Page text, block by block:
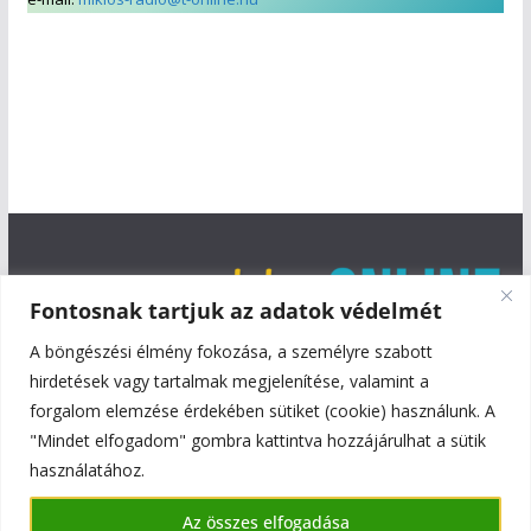
Fontosnak tartjuk az adatok védelmét
A böngészési élmény fokozása, a személyre szabott
hirdetések vagy tartalmak megjelenítése, valamint a
forgalom elemzése érdekében sütiket (cookie) használunk. A
"Mindet elfogadom" gombra kattintva hozzájárulhat a sütik
használatához.
Az összes elfogadása
Copyright © 2026Szentmiklós Online